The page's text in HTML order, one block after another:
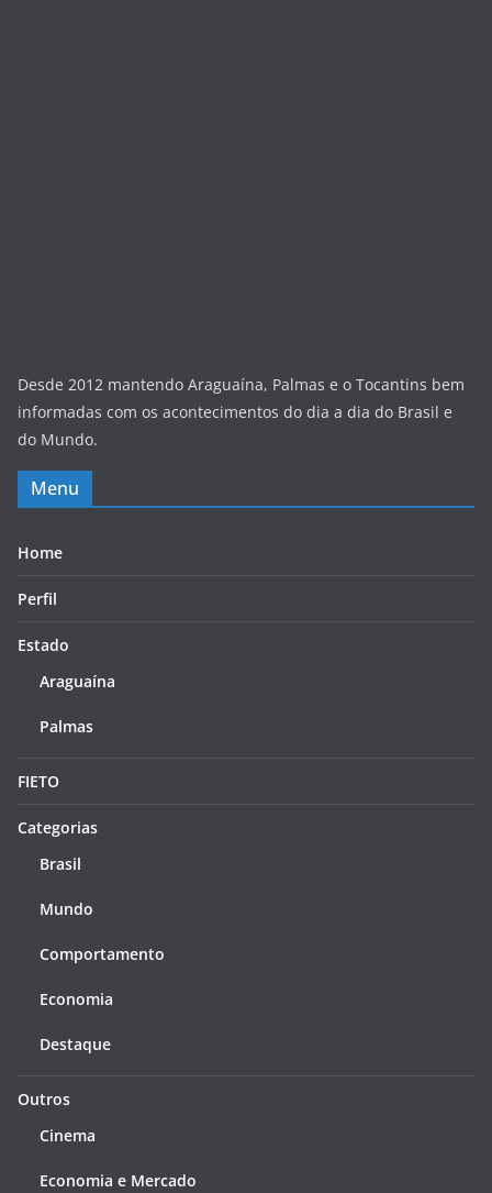
Desde 2012 mantendo Araguaína, Palmas e o Tocantins bem
informadas com os acontecimentos do dia a dia do Brasil e
do Mundo.
Menu
Home
Perfil
Estado
Araguaína
Palmas
FIETO
Categorias
Brasil
Mundo
Comportamento
Economia
Destaque
Outros
Cinema
Economia e Mercado